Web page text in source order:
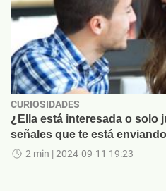
CURIOSIDADES
¿Ella está interesada o solo
señales que te está enviando
2 min | 2024-09-11 19:23